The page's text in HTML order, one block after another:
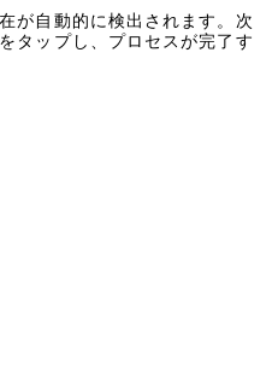
が自動的に検出されます。次
タップし、プロセスが完了す